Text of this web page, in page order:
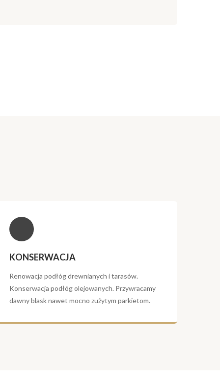
KONSERWACJA
Renowacja podłóg drewnianych i tarasów.
Konserwacja podłóg olejowanych. Przywracamy
dawny blask nawet mocno zużytym parkietom.